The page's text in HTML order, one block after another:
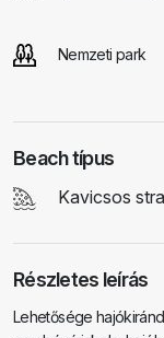
Nemzeti park
Beach típus
Kavicsos
Részletes leírás
Lehetősége